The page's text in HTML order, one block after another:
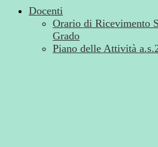
Docenti
Orario di Ricevimento
Grado
Piano delle Attività